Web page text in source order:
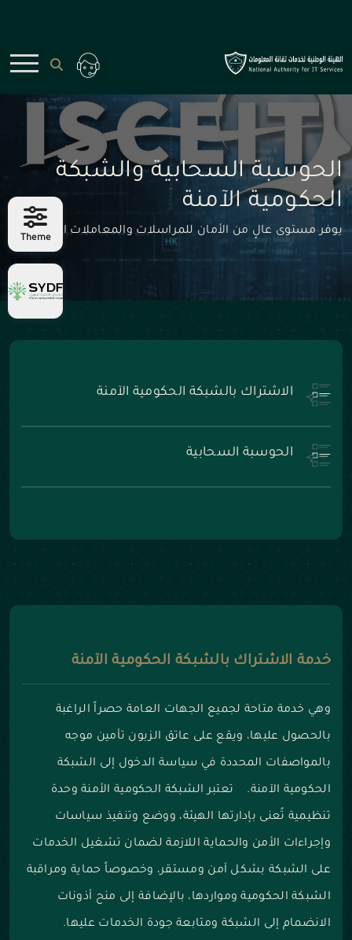
Theme
الحوسبة السحابية والشبكة
الحكومية الآمنة
يوفر مستوى عالٍ من الأمان للمراسلات والمعاملات الإلكترونية
الاشتراك بالشبكة الحكومية الآمنة
الحوسبة السحابية
خدمة الاشتراك بالشبكة الحكومية الآمنة
وهي خدمة متاحة لجميع الجهات العامة حصراً الراغبة
بالحصول عليها، ويقع على عاتق الزبون تأمين موجه
بالمواصفات المحددة في سياسة الدخول إلى الشبكة
الحكومية الآمنة. تعتبر الشبكة الحكومية الأمنة وحدة
تنظيمية تُعنى بإدارتها الهيئة، ووضع وتنفيذ سياسات
وإجراءات الأمن والحماية اللازمة لضمان تشغيل الخدمات
على الشبكة بشكل آمن ومستقر، وخصوصاً حماية ومراقبة
الشبكة الحكومية ومواردها، بالإضافة إلى منح أذونات
الانضمام إلى الشبكة ومتابعة جودة الخدمات عليها.